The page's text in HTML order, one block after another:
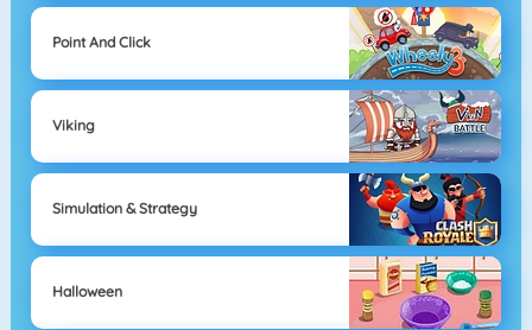
Point And Click
Viking
Simulation & Strategy
Halloween